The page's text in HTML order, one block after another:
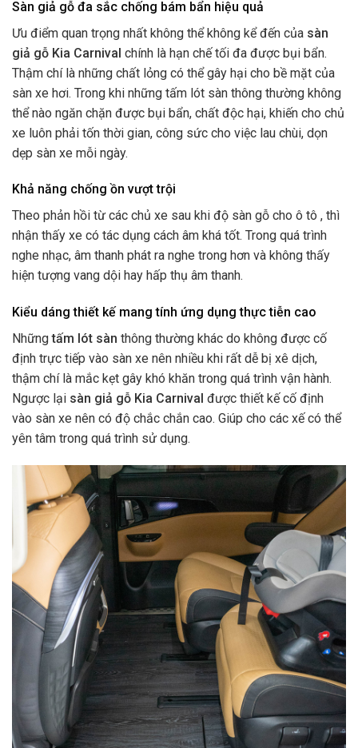
Sàn giả gỗ đa sắc chống bám bẩn hiệu quả
Ưu điểm quan trọng nhất không thể không kể đến của sàn
giả gỗ Kia Carnival chính là hạn chế tối đa được bụi bẩn.
Thậm chí là những chất lỏng có thể gây hại cho bề mặt của
sàn xe hơi. Trong khi những tấm lót sàn thông thường không
thể nào ngăn chặn được bụi bẩn, chất độc hại, khiến cho chủ
xe luôn phải tốn thời gian, công sức cho việc lau chùi, dọn
dẹp sàn xe mỗi ngày.
Khả năng chống ồn vượt trội
Theo phản hồi từ các chủ xe sau khi độ sàn gỗ cho ô tô , thì
nhận thấy xe có tác dụng cách âm khá tốt. Trong quá trình
nghe nhạc, âm thanh phát ra nghe trong hơn và không thấy
hiện tượng vang dội hay hấp thụ âm thanh.
Kiểu dáng thiết kế mang tính ứng dụng thực tiễn cao
Nhữngtấm lót sàn thông thường khác do không được cố
định trực tiếp vào sàn xe nên nhiều khi rất dễ bị xê dịch,
thậm chí là mắc kẹt gây khó khăn trong quá trình vận hành.
Ngược lại sàn giả gỗ Kia Carnival được thiết kế cố định
vào sàn xe nên có độ chắc chắn cao. Giúp cho các xế có thể
yên tâm trong quá trình sử dụng.